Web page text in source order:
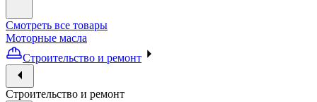
Смотреть все товары
Моторные масла
Строительство и ремонт
Строительство и ремонт